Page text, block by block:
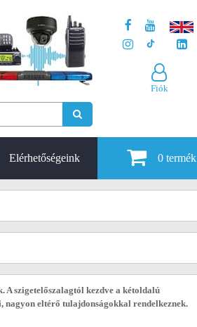
Fiók
Elérhetőségeink 0 termék
A szigetelőszalagtól kezdve a kétoldalú
eltérő tulajdonságokkal rendelkeznek.